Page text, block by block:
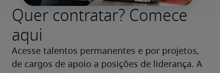
Quer contratar? Comece
aqui
Acesse talentos permanentes e por projetos,
de cargos de apoio a posições de liderança. A